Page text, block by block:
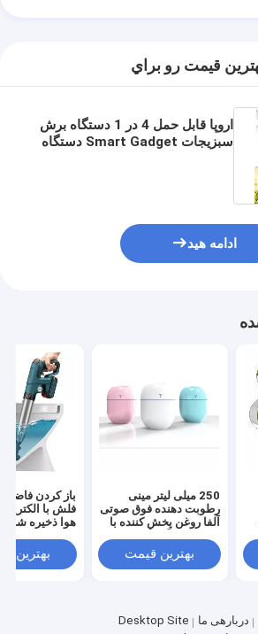
قيمت رو براي
اروپا قابل حمل 4 در 1 دستگاه برش
سبزیجات Smart Gadget دستگاه
ادامه هید
250 میلی لیتر مینی
رطوبت دهنده فوق صوتی
آلفا روغن پخش کننده با
بهترین قیمت
باز کردن
فلش با
هوا ذخیره
بهترین
دربارهی ما
Desktop Site